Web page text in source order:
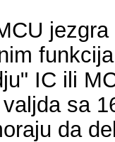
IC ili
sa
da